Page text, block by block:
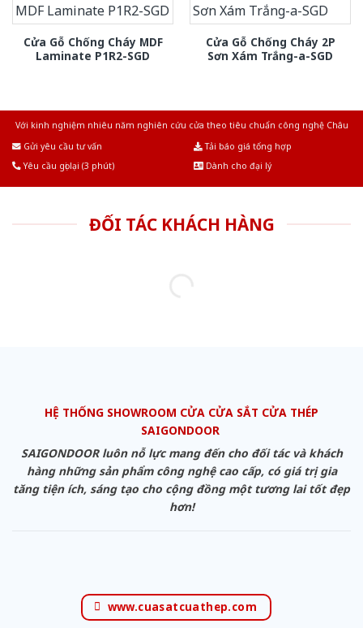
Cửa Gỗ Chống Cháy MDF
Laminate P1R2-SGD
Cửa Gỗ Chống Cháy 2P
Sơn Xám Trắng-a-SGD
Với kinh nghiệm nhiêu năm nghiên cứu cửa theo tiêu chuẩn công nghệ Châu
Gửi yêu cầu tư vấn
Tải báo giá tổng hợp
Yêu cầu gọi lại (3 phút)
Dành cho đại lý
ĐỐI TÁC KHÁCH HÀNG
HỆ THỐNG SHOWROOM CỬA CỬA SẮT CỬA THÉP
SAIGONDOOR
SAIGONDOOR luôn nỗ lực mang đến cho đối tác và khách
hàng những sản phẩm công nghệ cao cấp, có giá trị gia
tăng tiện ích, sáng tạo cho cộng đồng một tương lai tốt đẹp
hơn!
www.cuasatcuathep.com